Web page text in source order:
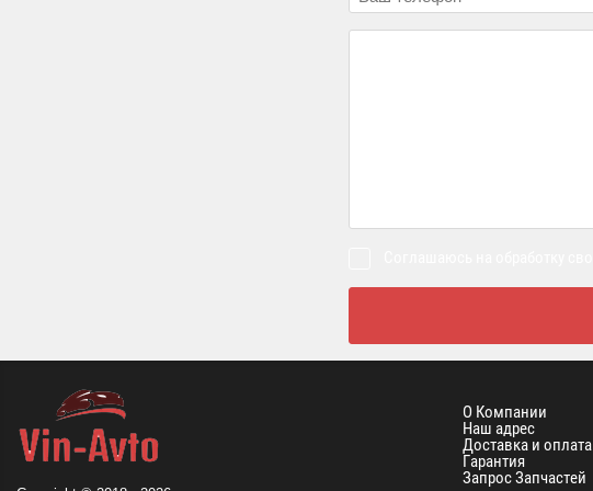
О Компании
Наш адрес
Доставка и оплата
Гарантия
Запрос Запчастей